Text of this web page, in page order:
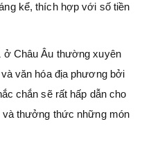
kể, thích hợp với số tiền
ở Châu Âu thường xuyên
văn hóa địa phương bởi
chắn sẽ rất hấp dẫn cho
và thưởng thức những món